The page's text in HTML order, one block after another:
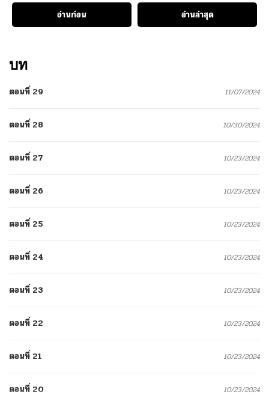
อ่านก่อน
อ่านล่าสุด
บท
ตอนที่ 29 11/07/2024
ตอนที่ 28 10/30/2024
ตอนที่ 27 10/23/2024
ตอนที่ 26 10/23/2024
ตอนที่ 25 10/23/2024
ตอนที่ 24 10/23/2024
ตอนที่ 23 10/23/2024
ตอนที่ 22 10/23/2024
ตอนที่ 21 10/23/2024
ตอนที่ 20 10/23/2024